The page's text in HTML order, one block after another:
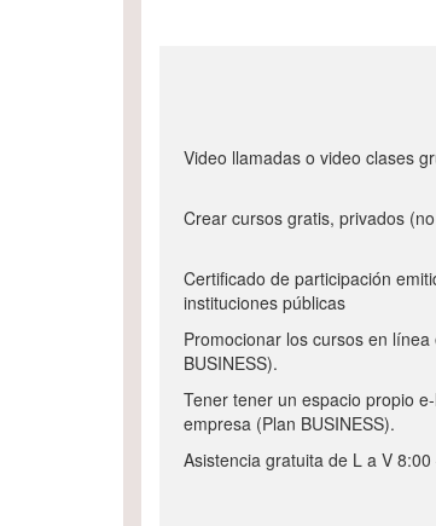
Video llamadas o video clases
Crear cursos gratis, privados
Certificado de participación
instituciones públicas
Promocionar los cursos en
BUSINESS).
Tener tener un espacio propio
empresa (Plan BUSINESS).
Asistencia gratuita de L a V